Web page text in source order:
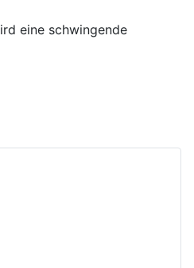
eine schwingende